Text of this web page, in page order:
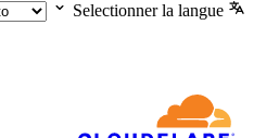
Selectionner la langue